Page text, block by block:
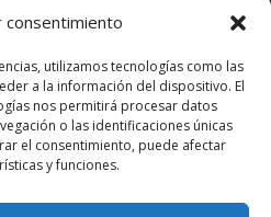
consentimiento
utilizamos tecnologías como las
a la información del dispositivo. El
nos permitirá procesar datos
o las identificaciones únicas
el consentimiento, puede afectar
y funciones.
de la Cogolla
373 389